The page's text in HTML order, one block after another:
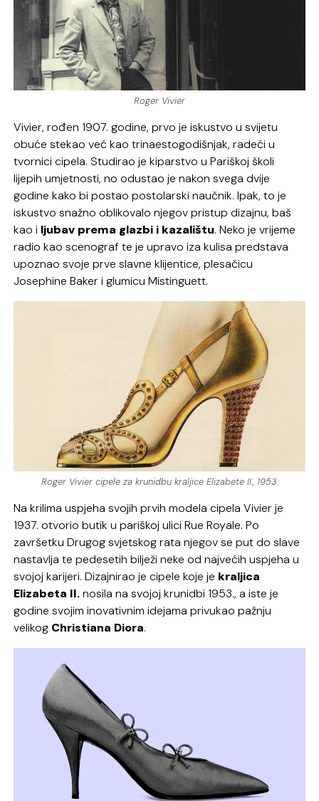
Roger Vivier
Vivier, rođen 1907. godine, prvo je iskustvo u svijetu
obuće stekao već kao trinaestogodišnjak, radeći u
tvornici cipela. Studirao je kiparstvo u Pariškoj školi
lijepih umjetnosti, no odustao je nakon svega dvije
godine kako bi postao postolarski naučnik. Ipak, to je
iskustvo snažno oblikovalo njegov pristup dizajnu, baš
kao i ljubav prema glazbi i kazalištu. Neko je vrijeme
radio kao scenograf te je upravo iza kulisa predstava
upoznao svoje prve slavne klijentice, plesačicu
Josephine Baker i glumicu Mistinguett.
Roger Vivier cipele za krunidbu kraljice Elizabete II., 1953.
Na krilima uspjeha svojih prvih modela cipela Vivier je
1937. otvorio butik u pariškoj ulici Rue Royale. Po
završetku Drugog svjetskog rata njegov se put do slave
nastavlja te pedesetih bilježi neke od najvećih uspjeha u
svojoj karijeri. Dizajnirao je cipele koje je kraljica
Elizabeta II.nosila na svojoj krunidbi 1953., a iste je
godine svojim inovativnim idejama privukao pažnju
velikog Christiana Diora.